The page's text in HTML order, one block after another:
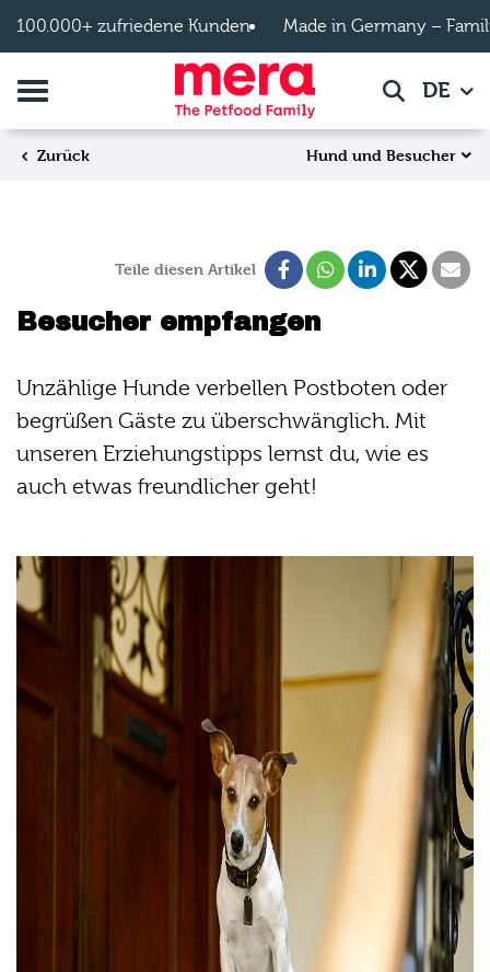
100.000+ zufriedene Kunden Made in Germany –
Navigation umschalten SucheDE
Zurück Hund und Besucher
Teile diesen Artikel
Besucher empfangen
Unzählige Hunde verbellen Postboten oder
begrüßen Gäste zu überschwänglich. Mit
unseren Erziehungstipps lernst du, wie es
auch etwas freundlicher geht!